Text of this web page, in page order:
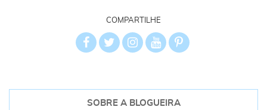
COMPARTILHE
SOBRE A BLOGUEIRA